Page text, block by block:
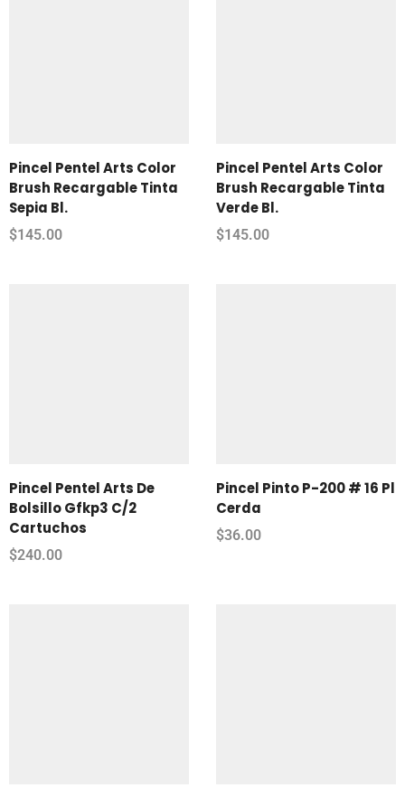
Pincel Pentel Arts Color
Brush Recargable Tinta
Sepia Bl.
$145.00
Pincel Pentel Arts Color
Brush Recargable Tinta
Verde Bl.
$145.00
Pincel Pentel Arts De
Bolsillo Gfkp3 C/2
Cartuchos
$240.00
Pincel Pinto P-200 # 16 Pl
Cerda
$36.00